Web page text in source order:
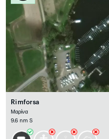
Rimforsa
Μαρίνα
9.6 nm S